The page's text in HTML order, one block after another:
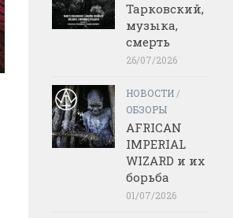
Тарковский,
музыка,
смерть
26/07/2026
НОВОСТИ /
ОБЗОРЫ
AFRICAN
IMPERIAL
WIZARD и их
борьба
01/07/2026